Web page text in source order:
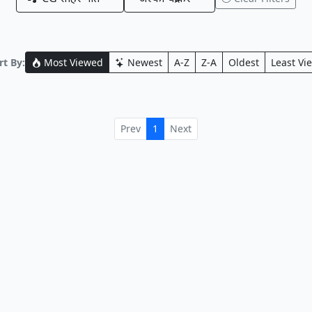
By: Most Viewed Newest A-Z Z-A Oldest Least
Prev 1 Next